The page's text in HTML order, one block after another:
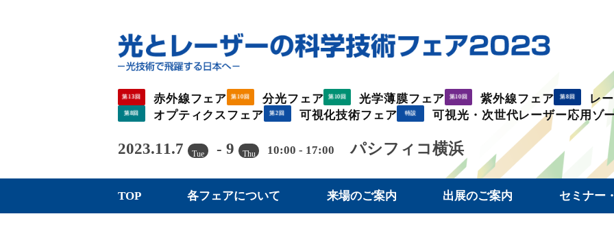
第13回 赤外線フェア 第10回 分光フェア 第10回 光学薄膜フェア 第10回 紫外線フェア 第8回 レ
第8回 オプティクスフェア 第2回 可視化技術フェア 特設 可視光・次世代レーザー応用ゾ
2023.11.7 Tue - 9 Thu 10:00 - 17:00 パシフィコ横浜
TOP 各フェアについて 来場のご案内 出展のご案内 セミナー